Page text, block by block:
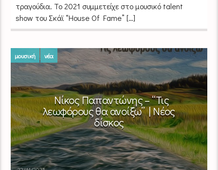
τραγούδια. Το 2021 συμμετείχε στο μουσικό talent
show του Σκάϊ “House Of Fame” […]
μουσική νέα
Νίκος Παπαντώνης – “Τις
λεωφόρους θα ανοίξω” | Νέος
δίσκος